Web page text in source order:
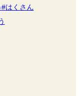
はくさん